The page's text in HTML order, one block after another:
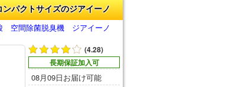
パクトサイズのジアイーノ
空間除菌脱臭機 ジアイーノ
(4.28)
長期保証加入可
08月09日お届け可能